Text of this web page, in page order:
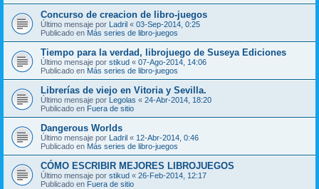
Concurso de creacion de libro-juegos
Último mensaje por Ladril « 03-Sep-2014, 0:25
Publicado en Más series de libro-juegos
Tiempo para la verdad, librojuego de Suseya Ediciones
Último mensaje por stikud « 07-Ago-2014, 14:06
Publicado en Más series de libro-juegos
Librerías de viejo en Vitoria y Sevilla.
Último mensaje por Legolas « 24-Abr-2014, 18:20
Publicado en Fuera de sitio
Dangerous Worlds
Último mensaje por Ladril « 12-Abr-2014, 0:46
Publicado en Más series de libro-juegos
CÓMO ESCRIBIR MEJORES LIBROJUEGOS
Último mensaje por stikud « 26-Feb-2014, 12:17
Publicado en Fuera de sitio